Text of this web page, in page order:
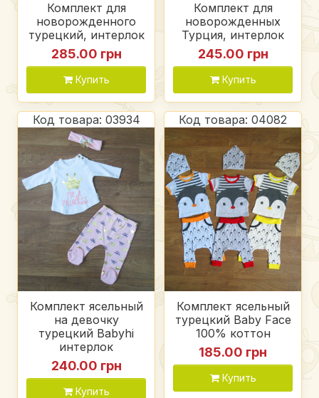
Комплект для
новорожденного
турецкий, интерлок
285.00 грн
Купить
Комплект для
новорожденных
Турция, интерлок
245.00 грн
Купить
Код товара: 03934
Комплект ясельный
на девочку
турецкий Babyhi
интерлок
240.00 грн
Купить
Код товара: 04082
Комплект ясельный
турецкий Baby Face
100% коттон
185.00 грн
Купить